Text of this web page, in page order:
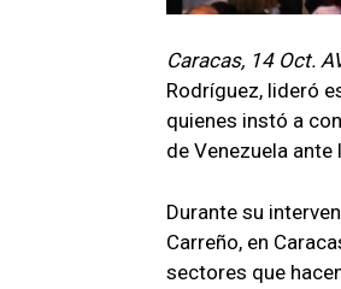
Caracas, 14 Oct.
Rodríguez, lideró
quienes instó a
de Venezuela
Durante su
Carreño, en
sectores que